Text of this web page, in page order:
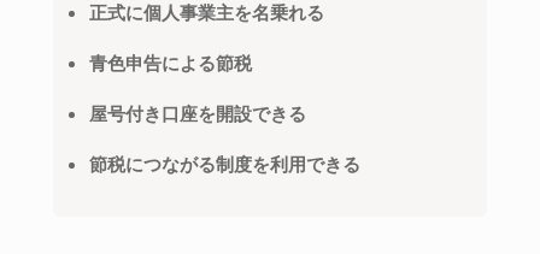
正式に個人事業主を名乗れる
青色申告による節税
屋号付き口座を開設できる
節税につながる制度を利用できる